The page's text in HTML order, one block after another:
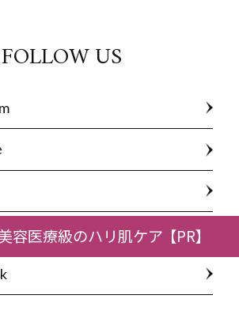
FOLLOW US
容医療級のハリ肌ケア【PR】